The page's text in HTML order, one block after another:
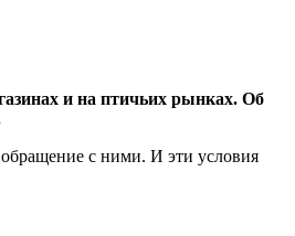
и на птичьих рынках. Об
обращение с ними. И эти условия